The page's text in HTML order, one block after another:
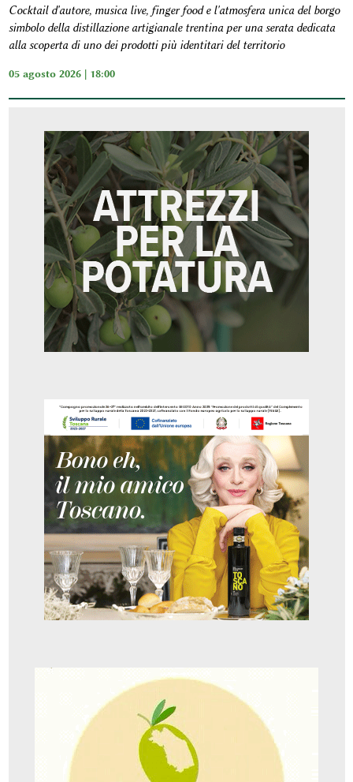
Cocktail d'autore, musica live, finger food e l'atmosfera unica del borgo
simbolo della distillazione artigianale trentina per una serata dedicata
alla scoperta di uno dei prodotti più identitari del territorio
05 agosto 2026 | 18:00